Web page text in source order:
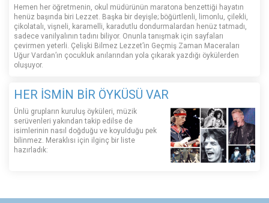
Hemen her öğretmenin, okul müdürünün maratona benzettiği hayatın
henüz başında biri Lezzet. Başka bir deyişle; böğürtlenli, limonlu, çilekli,
çikolatalı, vişneli, karamelli, karadutlu dondurmalardan henüz tatmadı,
sadece vanilyalının tadını biliyor. Onunla tanışmak için sayfaları
çevirmen yeterli. Çelişki Bilmez Lezzet’in Geçmiş Zaman Maceraları
Uğur Vardan’ın çocukluk anılarından yola çıkarak yazdığı öykülerden
oluşuyor.
HER İSMİN BİR ÖYKÜSÜ VAR
Ünlü grupların kuruluş öyküleri, müzik
serüvenleri yakından takip edilse de
isimlerinin nasıl doğduğu ve koyulduğu pek
bilinmez. Meraklısı için ilginç bir liste
hazırladık: